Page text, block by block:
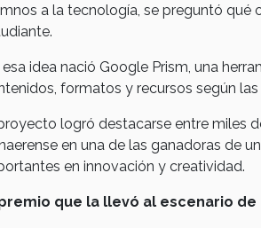
a la tecnología, se preguntó qué
esa idea nació Google Prism, una
formatos y recursos según
logró destacarse entre miles
en una de las ganadoras de
en innovación y creatividad.
que la llevó al escenario de